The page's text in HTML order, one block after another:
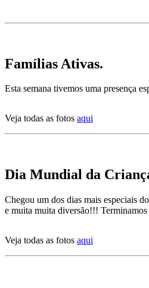
Famílias Ativas.
Esta semana tivemos uma presença
Veja todas as fotos aqui
Dia Mundial da
Chegou um dos dias mais especiais
e muita muita diversão!!!
Veja todas as fotos aqui